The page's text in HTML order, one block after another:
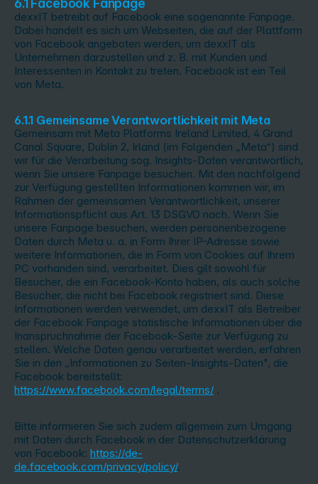
6.1 Facebook Fanpage
dexxIT betreibt auf Facebook eine sogenannte Fanpage.
Dabei handelt es sich um Webseiten, die auf der Plattform
von Facebook angeboten werden, um dexxIT als
Unternehmen darzustellen und z. B. mit Kunden und
Interessenten in Kontakt zu treten. Facebook ist ein Teil
von Meta.
6.1.1 Gemeinsame Verantwortlichkeit mit Meta
Gemeinsam mit Meta Platforms Ireland Limited, 4 Grand
Canal Square, Dublin 2, Irland (im Folgenden „Meta“) sind
wir für die Verarbeitung sog. Insights-Daten verantwortlich,
wenn Sie unsere Fanpage besuchen. Mit den nachfolgend
zur Verfügung gestellten Informationen kommen wir, im
Rahmen der gemeinsamen Verantwortlichkeit, unserer
Informationspflicht aus Art. 13 DSGVO nach. Wenn Sie
unsere Fanpage besuchen, werden personenbezogene
Daten durch Meta u. a. in Form Ihrer IP-Adresse sowie
weitere Informationen, die in Form von Cookies auf Ihrem
PC vorhanden sind, verarbeitet. Dies gilt sowohl für
Besucher, die ein Facebook-Konto haben, als auch solche
Besucher, die nicht bei Facebook registriert sind. Diese
Informationen werden verwendet, um dexxIT als Betreiber
der Facebook Fanpage statistische Informationen über die
Inanspruchnahme der Facebook-Seite zur Verfügung zu
stellen. Welche Daten genau verarbeitet werden, erfahren
Sie in den „Informationen zu Seiten-Insights-Daten", die
Facebook bereitstellt:
https://www.facebook.com/legal/terms/ .
Bitte informieren Sie sich zudem allgemein zum Umgang
mit Daten durch Facebook in der Datenschutzerklärung
von Facebook: https://de-
de.facebook.com/privacy/policy/.